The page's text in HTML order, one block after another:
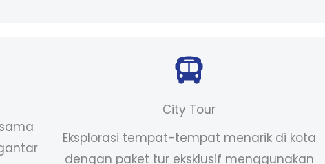
City Tour
Eksplorasi tempat-tempat menarik di kota
dengan paket tur eksklusif menggunakan